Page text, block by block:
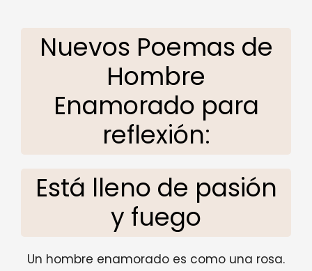
Nuevos Poemas de
Hombre
Enamorado para
reflexión:
Está lleno de pasión
y fuego
Un hombre enamorado es como una rosa.